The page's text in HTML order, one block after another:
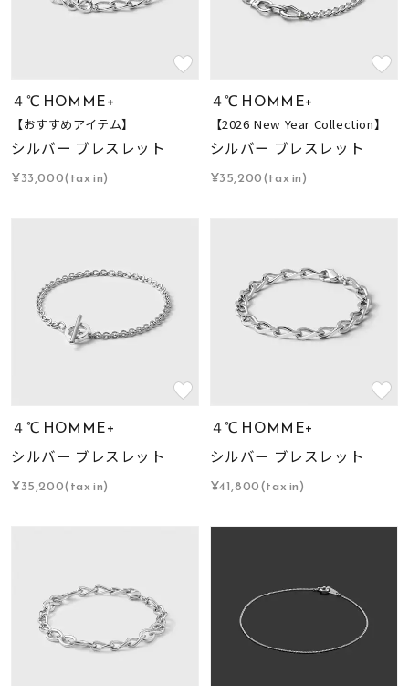
４℃ HOMME+
【おすすめアイテム】
シルバー ブレスレット
¥33,000(tax in)
４℃ HOMME+
【2026 New Year Collection】
シルバー ブレスレット
¥35,200(tax in)
４℃ HOMME+
シルバー ブレスレット
¥35,200(tax in)
４℃ HOMME+
シルバー ブレスレット
¥41,800(tax in)